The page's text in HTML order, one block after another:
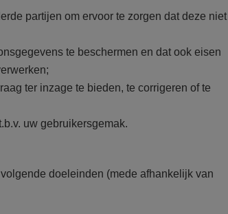
partijen om ervoor te zorgen dat deze niet
te beschermen en dat ook eisen
ter inzage te bieden, te corrigeren of te
uw gebruikersgemak.
doeleinden (mede afhankelijk van